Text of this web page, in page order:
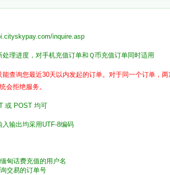
inquire.asp
处理进度，对手机充值订单和Ｑ币充值订单同时适用
能查询您最近30天以内发起的订单。对于同一个订单，两
会拒绝服务。
或 POST 均可
入输出均采用UTF-8编码
甸话费充值的用户名
交易的订单号